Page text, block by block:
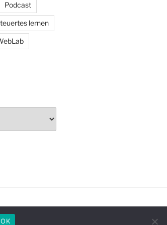
Podcast
lernen
OK